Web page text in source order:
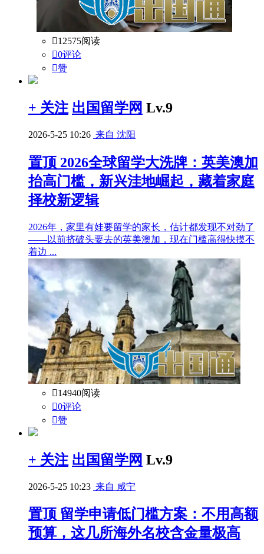
12575阅读
0评论
赞
+ 关注 出国留学网 Lv.9
2026-5-25 10:26 来自 沈阳
置顶 2026全球留学大洗牌：英美澳加
抬高门槛，新兴洼地崛起，藏着家庭
择校新逻辑
2026年，家里有娃要留学的家长，估计都发现不对劲了
——以前挤破头要去的英美澳加，现在门槛高得快摸不
着边 ...
14940阅读
0评论
赞
+ 关注 出国留学网 Lv.9
2026-5-25 10:23 来自 咸宁
置顶 留学申请低门槛方案：不用高额
预算，这几所海外名校含金量极高